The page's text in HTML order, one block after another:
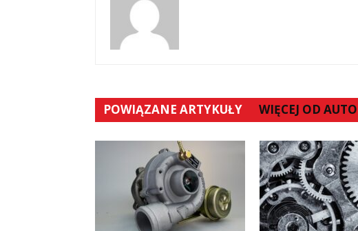
POWIĄZANE ARTYKUŁY WIĘCEJ OD